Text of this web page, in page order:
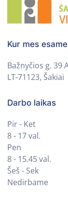
Kur mes esame
Bažnyčios g. 39
LT-71123, Šakiai
Darbo laikas
Pir - Ket
8 - 17 val.
Pen
8 - 15.45 val.
Šeš - Sek
Nedirbame